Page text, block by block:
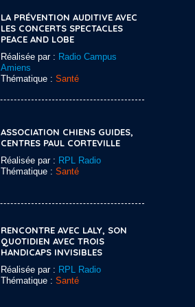
LA PRÉVENTION AUDITIVE AVEC
LES CONCERTS SPECTACLES
PEACE AND LOBE
Réalisée par : Radio Campus
Amiens
Thématique : Santé
ASSOCIATION CHIENS GUIDES,
CENTRES PAUL CORTEVILLE
Réalisée par : RPL Radio
Thématique : Santé
RENCONTRE AVEC LALY, SON
QUOTIDIEN AVEC TROIS
HANDICAPS INVISIBLES
Réalisée par : RPL Radio
Thématique : Santé